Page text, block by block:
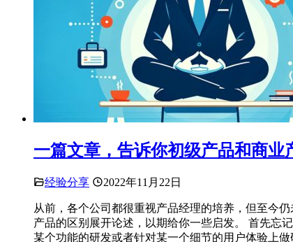
一篇文章，告诉你初级产品和商业
经验分享 2022年11月22日
从前，各个公司都很重视产品经理的培养，但至今
产品的区别展开论述，以期给你一些启发。 首先忘
某个功能的研发或者针对某一个细节的用户体验上